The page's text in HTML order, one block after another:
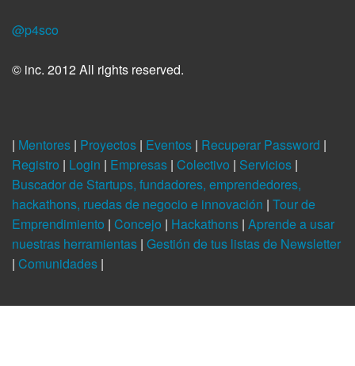
@p4sco
© inc. 2012 All rights reserved.
| Mentores | Proyectos | Eventos | Recuperar Password |
Registro | Login | Empresas | Colectivo | Servicios |
Buscador de Startups, fundadores, emprendedores,
hackathons, ruedas de negocio e innovación | Tour de
Emprendimiento | Concejo | Hackathons | Aprende a usar
nuestras herramientas | Gestión de tus listas de Newsletter
| Comunidades |